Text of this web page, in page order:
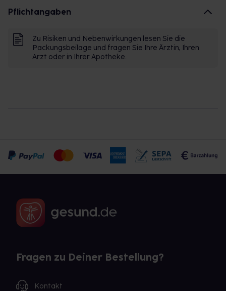
Pflichtangaben
Zu Risiken und Nebenwirkungen lesen Sie die
Packungsbeilage und fragen Sie Ihre Ärztin, Ihren
Arzt oder in Ihrer Apotheke.
Fragen zu Deiner Bestellung?
Kontakt